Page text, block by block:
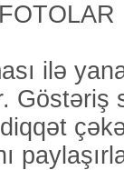
ilə
Göstəriş